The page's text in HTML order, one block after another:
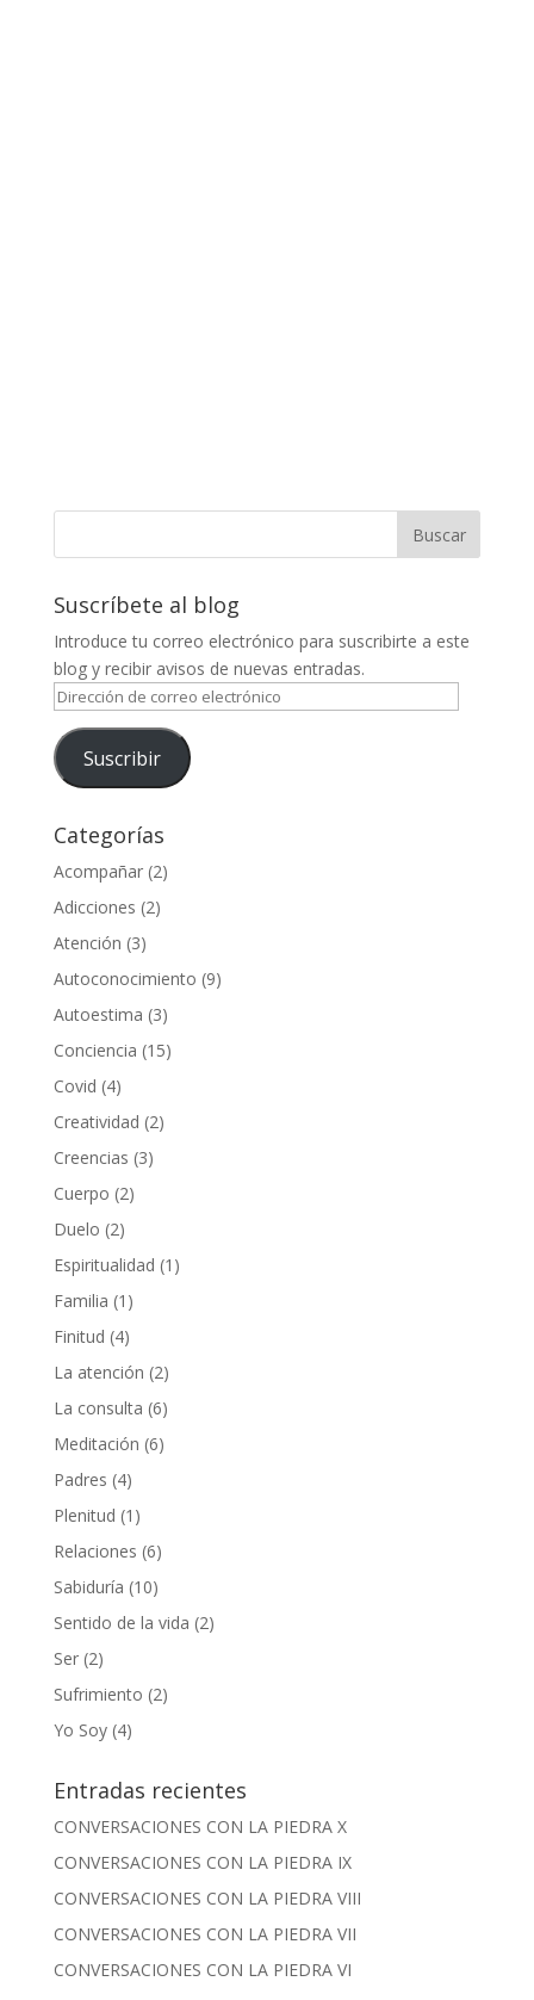
Suscríbete al blog
Introduce tu correo electrónico para suscribirte a este
blog y recibir avisos de nuevas entradas.
Dirección
correo
electrónico
Suscribir
Categorías
Acompañar(2)
Adicciones (2)
Atención (3)
Autoconocimiento (9)
Autoestima (3)
Conciencia (15)
Covid (4)
Creatividad (2)
Creencias (3)
Cuerpo (2)
Duelo (2)
Espiritualidad (1)
Familia (1)
Finitud (4)
La atención (2)
La consulta (6)
Meditación (6)
Padres (4)
Plenitud (1)
Relaciones (6)
Sabiduría (10)
Sentido de la vida (2)
Ser(2)
Sufrimiento (2)
Yo Soy(4)
Entradas recientes
CONVERSACIONES CON LA PIEDRA X
CONVERSACIONES CON LA PIEDRA IX
CONVERSACIONES CON LA PIEDRA VIII
CONVERSACIONES CON LA PIEDRA VII
CONVERSACIONES CON LA PIEDRA VI